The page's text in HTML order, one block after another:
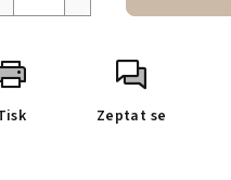
Zeptat se